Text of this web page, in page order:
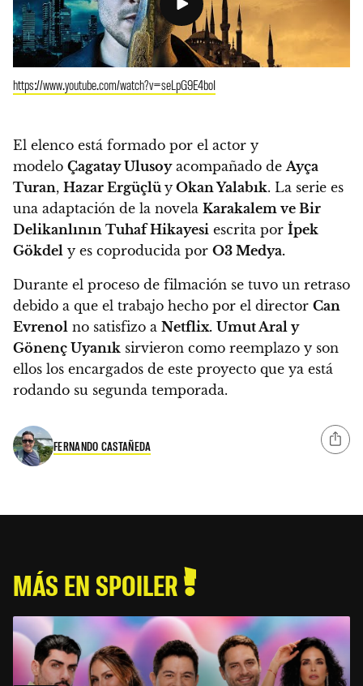
https://www.youtube.com/watch?v=seLpG9E4boI
El elenco está formado por el actor y
modelo Çagatay Ulusoyacompañado deAyça
Turan, Hazar Ergüçlüy Okan Yalabık. La serie es
una adaptación de la novela Karakalem ve Bir
Delikanlının Tuhaf Hikayesi escrita por İpek
Gökdel y es coproducida por O3 Medya.
Durante el proceso de filmación se tuvo un retraso
debido a que el trabajo hecho por el director Can
Evrenol no satisfizo a Netflix. Umut Aral y
Gönenç Uyanık sirvieron como reemplazo y son
ellos los encargados de este proyecto que ya está
rodando su segunda temporada.
FERNANDO CASTAÑEDA
MÁS EN SPOILER